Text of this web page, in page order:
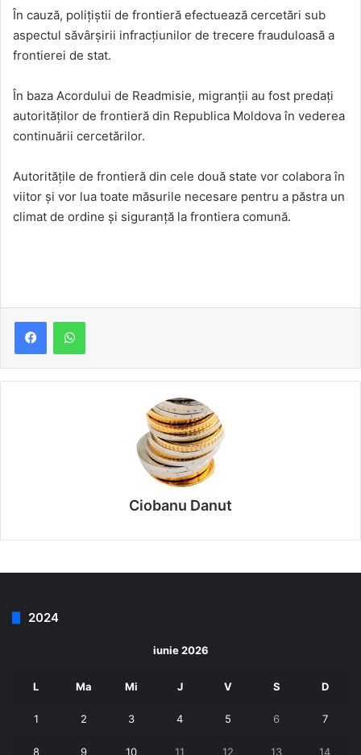
În cauză, polițiștii de frontieră efectuează cercetări sub
aspectul săvârșirii infracțiunilor de trecere frauduloasă a
frontierei de stat.
În baza Acordului de Readmisie, migranții au fost predați
autorităţilor de frontieră din Republica Moldova în vederea
continuării cercetărilor.
Autorităţile de frontieră din cele două state vor colabora în
viitor şi vor lua toate măsurile necesare pentru a păstra un
climat de ordine şi siguranţă la frontiera comună.
Ciobanu Danut
2024
iunie 2026
L Ma Mi J V S D
1 2 3 4 5 6 7
8 9 10 11 12 13 14